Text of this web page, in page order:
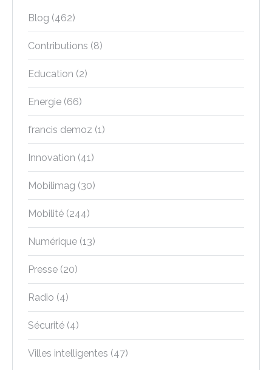
Blog (462)
Contributions (8)
Education (2)
Energie (66)
francis demoz (1)
Innovation (41)
Mobilimag (30)
Mobilité (244)
Numérique (13)
Presse (20)
Radio (4)
Sécurité (4)
Villes intelligentes (47)